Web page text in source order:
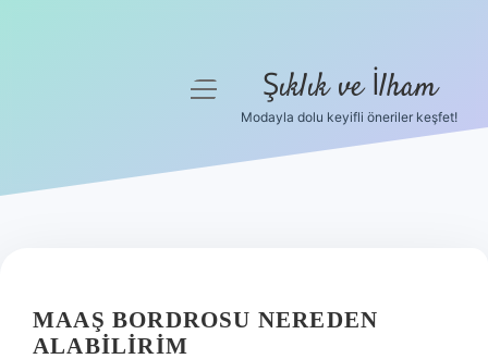
Hakkımızda
menüyü
Şıklık ve İlham
Modayla dolu keyifli öneriler keşfet!
MAAŞ BORDROSU NEREDEN
ALABILIRIM